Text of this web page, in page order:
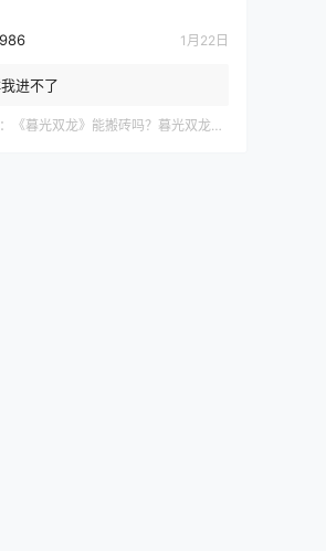
1月22日
进不了
《暮光双龙》能搬砖吗？暮光双龙搬砖攻略教程